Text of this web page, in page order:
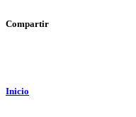
Compartir
Inicio